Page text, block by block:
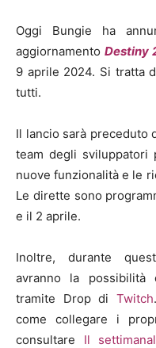
Oggi Bungie ha
aggiornamentoDestiny
9 aprile 2024. Si tratta
tutti.
Il lancio sarà preceduto
team degli sviluppatori
nuove funzionalità e le
Le dirette sono
e il 2 aprile.
Inoltre, durante
avranno la
tramite Drop di Twitch
come collegare i
consultare Il